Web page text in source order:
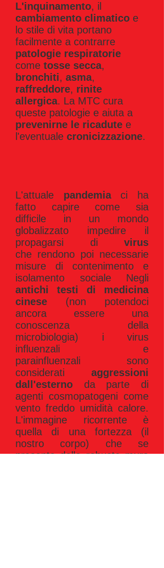
L'inquinamento, il
cambiamento climatico e
lo stile di vita portano
facilmente a contrarre
patologie respiratorie
come tosse secca,
bronchiti, asma,
raffreddore, rinite
allergica. La MTC cura
queste patologie e aiuta a
prevenirne le ricadute e
l'eventuale cronicizzazione.
L'attuale pandemiaci ha
fatto capire come sia
difficile in un mondo
globalizzato impedire il
propagarsi di virus
che rendono poi necessarie
misure di contenimento e
isolamento sociale Negli
antichi testi di medicina
cinese (non potendoci
ancora essere una
conoscenza della
microbiologia) i virus
influenzali e
parainfluenzali sono
considerati aggressioni
dall'esterno da parte di
agenti cosmopatogeni come
vento freddo umidità calore.
L'immagine ricorrente è
quella di una fortezza (il
nostro corpo) che se
presenta delle robuste mura